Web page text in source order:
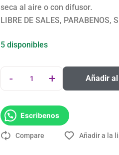
seca al aire o con difusor.
LIBRE DE SALES, PARABENOS,
5 disponibles
- + Añadir
Escribenos
Compare Añadir a la